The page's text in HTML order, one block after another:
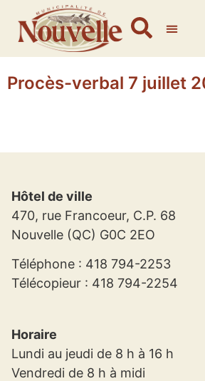
Procès-verbal 7 juillet
Hôtel de ville
470, rue Francoeur, C.P. 68
Nouvelle (QC) G0C 2EO
Téléphone : 418 794-2253
Télécopieur : 418 794-2254
Horaire
Lundi au jeudi de 8 h à 16 h
Vendredi de 8 h à midi